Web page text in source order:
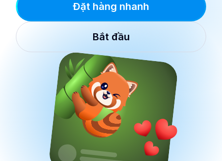
Đặt hàng nhanh
Bắt đầu